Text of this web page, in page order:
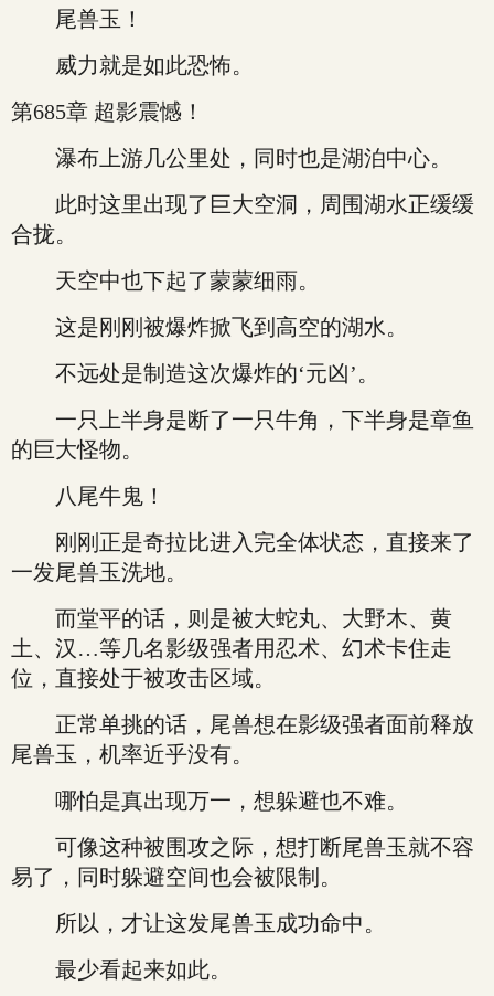
尾兽玉！
威力就是如此恐怖。
第685章 超影震憾！
瀑布上游几公里处，同时也是湖泊中心。
此时这里出现了巨大空洞，周围湖水正缓缓
合拢。
天空中也下起了蒙蒙细雨。
这是刚刚被爆炸掀飞到高空的湖水。
不远处是制造这次爆炸的‘元凶’。
一只上半身是断了一只牛角，下半身是章鱼
的巨大怪物。
八尾牛鬼！
刚刚正是奇拉比进入完全体状态，直接来了
一发尾兽玉洗地。
而堂平的话，则是被大蛇丸、大野木、黄
土、汉…等几名影级强者用忍术、幻术卡住走
位，直接处于被攻击区域。
正常单挑的话，尾兽想在影级强者面前释放
尾兽玉，机率近乎没有。
哪怕是真出现万一，想躲避也不难。
可像这种被围攻之际，想打断尾兽玉就不容
易了，同时躲避空间也会被限制。
所以，才让这发尾兽玉成功命中。
最少看起来如此。